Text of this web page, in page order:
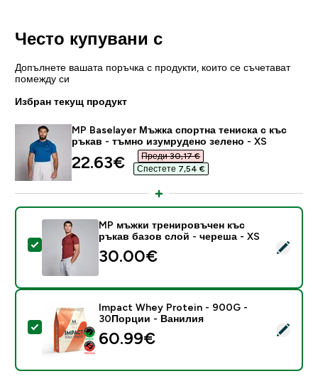
Често купувани с
Допълнете вашата поръчка с продукти, които се съчетават
помежду си
Избран текущ продукт
MP Baselayer Мъжка спортна тениска с къс
ръкав - тъмно изумрудено зелено - XS
discounted price
22.63€‎
Преди 30,17 €‎
Спестете 7,54 €‎
Select this product - MP мъжки тренировъчен къс
MP мъжки тренировъчен къс
ръкав базов слой - череша - XS
30.00€‎
Select this product - Impact Whey Protein - 900G -
Impact Whey Protein - 900G -
30Порции - Ванилия
60.99€‎